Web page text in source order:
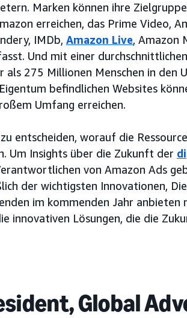
Marken können ihre
erreichen, das Prime Video,
IMDb, Amazon Live, Amazon
Und mit einer
275 Millionen Menschen in den
befindlichen Websites
Umfang erreichen.
entscheiden, worauf die
Um Insights über die Zukunft der
von Amazon Ads
der wichtigsten Innovationen,
im kommenden Jahr anbieten
innovativen Lösungen, die die
Global